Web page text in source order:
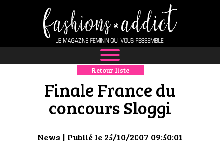
NEWS
MODE
Retour liste
Finale France du
concours Sloggi
News | Publié le 25/10/2007 09:50:01